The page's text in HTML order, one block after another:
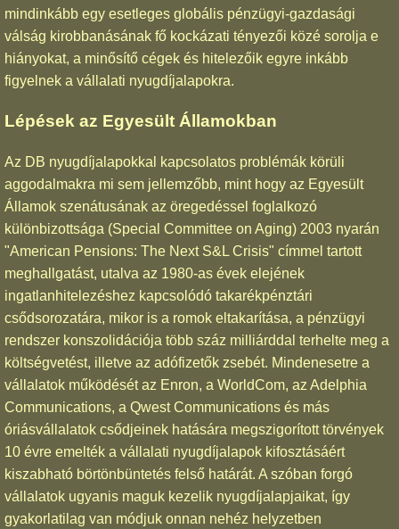
mindinkább egy esetleges globális pénzügyi-gazdasági
válság kirobbanásának fő kockázati tényezői közé sorolja e
hiányokat, a minősítő cégek és hitelezőik egyre inkább
figyelnek a vállalati nyugdíjalapokra.
Lépések az Egyesült Államokban
Az DB nyugdíjalapokkal kapcsolatos problémák körüli
aggodalmakra mi sem jellemzőbb, mint hogy az Egyesült
Államok szenátusának az öregedéssel foglalkozó
különbizottsága (Special Committee on Aging) 2003 nyarán
"American Pensions: The Next S&L Crisis" címmel tartott
meghallgatást, utalva az 1980-as évek elejének
ingatlanhitelezéshez kapcsolódó takarékpénztári
csődsorozatára, mikor is a romok eltakarítása, a pénzügyi
rendszer konszolidációja több száz milliárddal terhelte meg a
költségvetést, illetve az adófizetők zsebét. Mindenesetre a
vállalatok működését az Enron, a WorldCom, az Adelphia
Communications, a Qwest Communications és más
óriásvállalatok csődjeinek hatására megszigorított törvények
10 évre emelték a vállalati nyugdíjalapok kifosztásáért
kiszabható börtönbüntetés felső határát. A szóban forgó
vállalatok ugyanis maguk kezelik nyugdíjalapjaikat, így
gyakorlatilag van módjuk onnan nehéz helyzetben